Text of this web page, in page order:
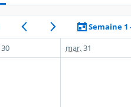
Semaine 1
30 mar.31